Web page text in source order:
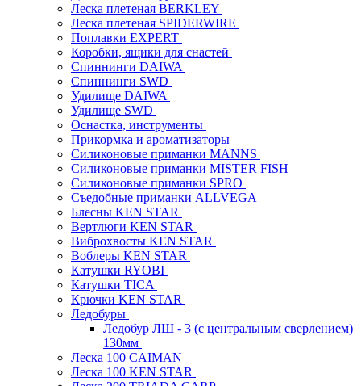
Леска плетеная BERKLEY
Леска плетеная SPIDERWIRE
Поплавки EXPERT
Коробки, ящики для снастей
Спиннинги DAIWA
Спиннинги SWD
Удилище DAIWA
Удилище SWD
Оснастка, инструменты
Прикормка и ароматизаторы
Силиконовые приманки MANNS
Силиконовые приманки MISTER FISH
Силиконовые приманки SPRO
Съедобные приманки ALLVEGA
Блесны KEN STAR
Вертлюги KEN STAR
Виброхвосты KEN STAR
Воблеры KEN STAR
Катушки RYOBI
Катушки TICA
Крючки KEN STAR
Ледобуры
Ледобур ЛШ - 3 (с центральным сверлением)
130мм
Леска 100 CAIMAN
Леска 100 KEN STAR